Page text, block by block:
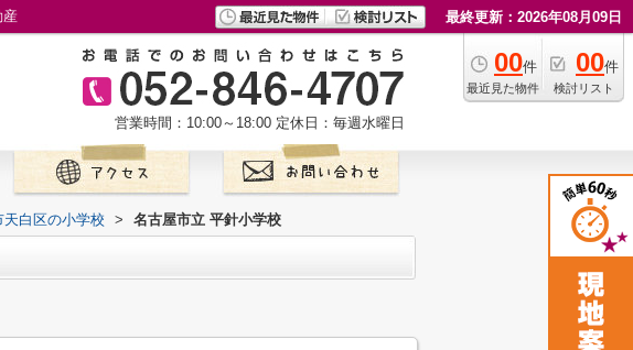
産 最終更新：2026年08月09日
00件
最近見た物件
00件
検討リスト
営業時間：10:00～18:00 定休日：毎週水曜日
天白区の小学校 > 名古屋市立 平針小学校